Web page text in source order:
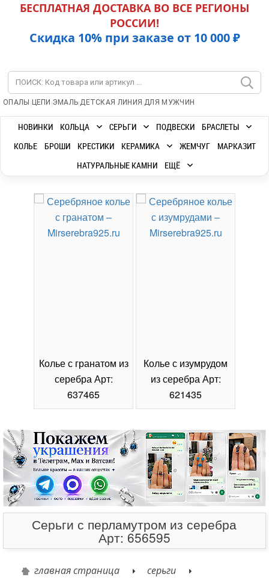
БЕСПЛАТНАЯ ДОСТАВКА ВО ВСЕ РЕГИОНЫ
РОССИИ!
Скидка 10% при заказе от 10 000 ₽
ОПАЛЫ | ЦЕПИ |ЭМАЛЬ|ДЕТСКАЯ ЛИНИЯ |ДЛЯ МУЖЧИН
НОВИНКИ КОЛЬЦА СЕРЬГИ ПОДВЕСКИ
БРАСЛЕТЫ
КОЛЬЕ
БРОШИ КРЕСТИКИ КЕРАМИКА ЖЕМЧУГ
МАРКАЗИТ
НАТУРАЛЬНЫЕ КАМНИ
ЕЩЁ
Колье с гранатом из
серебра Арт:
637465
Колье с изумрудом
из серебра Арт:
621435
Серьги с перламутром из серебра
Арт: 656595
главная страница
серьги